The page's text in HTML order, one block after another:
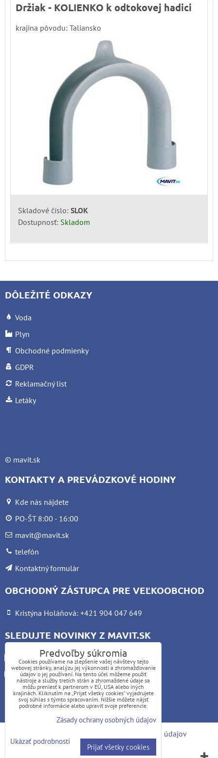
Držiak - KOLIENKO k odtokovej hadici
krajina pôvodu: Taliansko
Skladové číslo: SLOK
Dostupnosť: Skladom
DÔLEŽITÉ ODKAZY
Voda
Plyn
Obchodné podmienky
GDPR
Reklamačný list
Letáky
© mavit.sk
KONTAKTY A PREVÁDZKOVÉ HODINY
Kde nás nájdete
PO-ŠT 8:00 - 16:00
mavit@mavit.sk
telefón
Kontaktný formulár
OBCHODNÝ ZÁSTUPCA PRE VEĽKOOBCHOD
Kristýna Holáňová: +421 904 047 649
SLEDUJTE NOVINKY Z MAVIT.SK
Facebook
Instagram
UPOZORNENIE:
Platba kartou nie je možná
Zásady ochrany osobných údajov
Predvoľby súkromia
Cookies používame na zlepšenie vašej návštevy tejto
webovej stránky, analýzu jej výkonnosti a zhromažďovanie
údajov o jej používaní. Na tento účel môžeme použiť
nástroje a služby tretích strán a zhromaždené údaje sa
môžu preniesť k partnerom v EÚ, USA alebo iných
krajinách. Kliknutím na „Prijať všetky cookies“ vyjadrujete
svoj súhlas s týmto spracovaním. Nižšie môžete nájsť
podrobné informácie alebo upraviť svoje preferencie.
Zásady ochrany osobných údajov
Ukázať podrobnosti
Prijať všetky cookies